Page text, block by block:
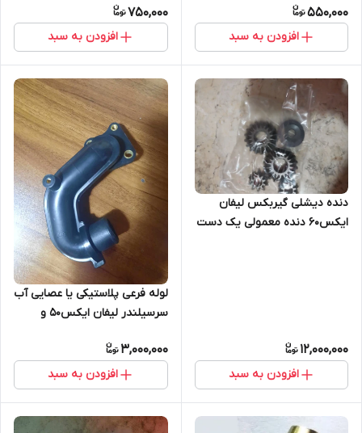
550,000
افزودن به سبد
750,000
افزودن به سبد
دنده دیشلی گیربکس لیفان
ایکس۶۰ دنده معمولی یک دست
12,000,000
افزودن به سبد
لوله فرعی پلاستیکی یا عصایی آب
سرسیلندر لیفان ایکس۵۰ و
ایکس۵۰
3,000,000
افزودن به سبد